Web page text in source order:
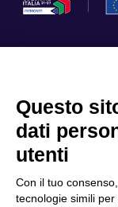
Cookie Policy
Scopri il Polo
Partner
Questo
dati
utenti
Con il tuo
tecnologie simili